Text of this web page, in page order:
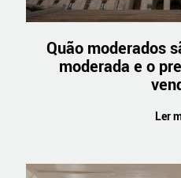
Quão moderados
moderada e o
Ler